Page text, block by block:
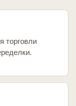
торговли